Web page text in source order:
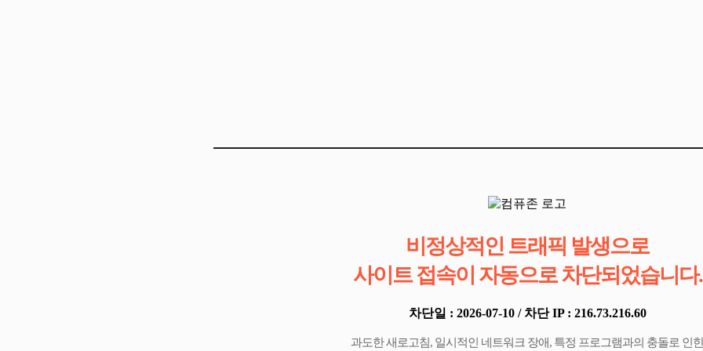
비정상적인 트래픽 발생으로
사이트 접속이 자동으로 차단되었습니다.
차단일 : 2026-07-10 / 차단 IP : 216.73.216.60
과도한 새로고침, 일시적인 네트워크 장애, 특정 프로그램과의 충돌로 인한